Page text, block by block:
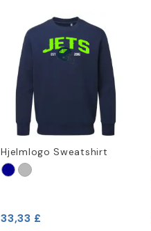
Hjelmlogo Sweatshirt
33,33 £